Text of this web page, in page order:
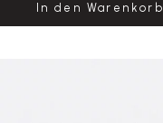
In den Warenkorb